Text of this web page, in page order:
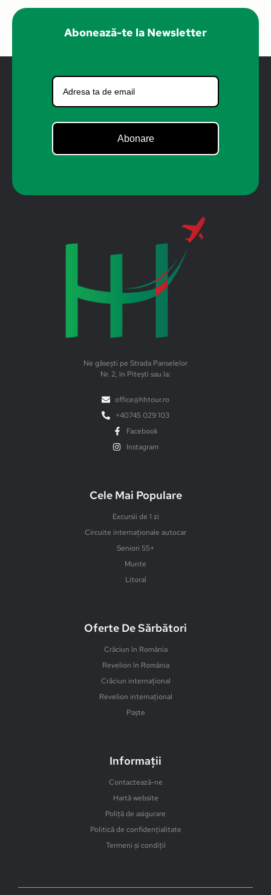
PROMO
Abonează-te la Newsletter
Abonare
Ne găsești pe Strada Panselelor
Nr. 2, în Pitești sau la:
office@hhtour.ro
+40745 029 103
Facebook
Instagram
Cele Mai Populare
Excursii de 1 zi
Circuite internaționale autocar
Seniori 55+
Munte
Litoral
Oferte De Sărbători
Crăciun în România
Revelion în România
Crăciun internațional
Revelion internațional
Paște
Informații
Contactează-ne
Hartă website
Poliță de asigurare
Politică de confidențialitate
Termeni și condiții